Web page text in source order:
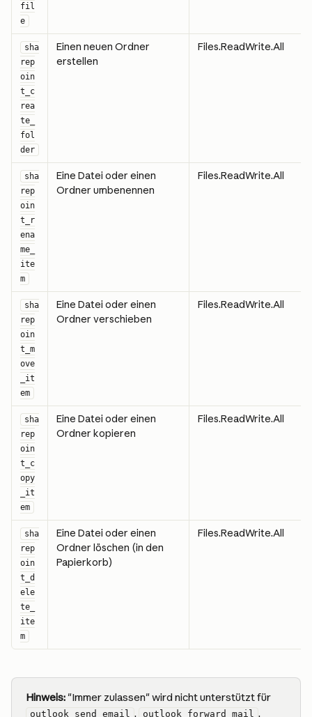
fil
e
sha
rep
oin
t_c
rea
te_
fol
der
Einen neuen Ordner
erstellen
Files.ReadWrite.All
sha
rep
oin
t_r
ena
me_
ite
m
Eine Datei oder einen
Ordner umbenennen
Files.ReadWrite.All
sha
rep
oin
t_m
ove
_it
em
Eine Datei oder einen
Ordner verschieben
Files.ReadWrite.All
sha
rep
oin
t_c
opy
_it
em
Eine Datei oder einen
Ordner kopieren
Files.ReadWrite.All
sha
rep
oin
t_d
ele
te_
ite
m
Eine Datei oder einen
Ordner löschen (in den
Papierkorb)
Files.ReadWrite.All
Hinweis: "Immer zulassen" wird nicht unterstützt für
outlook_send_email , outlook_forward_mail ,